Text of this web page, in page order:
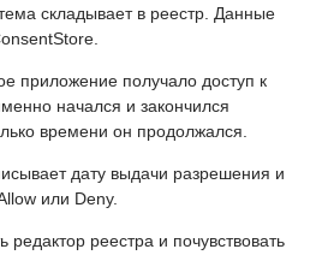
складывает в реестр. Данные
приложение получало доступ к
начался и закончился
времени он продолжался.
дату выдачи разрешения и
или Deny.
редактор реестра и почувствовать